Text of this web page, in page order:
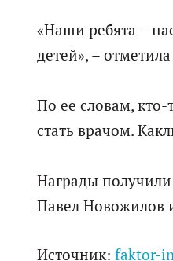
«Наши ребята –
детей», –
По ее словам, кто-
стать врачом.
Награды
Павел Новожилов
Источник: faktor-